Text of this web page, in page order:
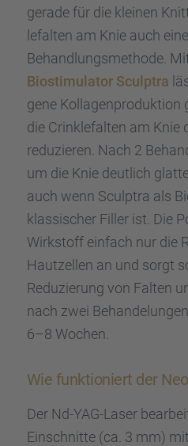
gerade für die kleinen
le­fal­ten am Knie auch
Behand­lungs­me­thode.
Biosti­mu­la­tor Sculp­tra
gene Kolla­gen­pro­duk­tion
die Crink­le­fal­ten am Knie
reduzie­ren. Nach 2
um die Knie deutlich
auch wenn Sculp­tra als
klassi­scher Filler ist. Die
Wirkstoff einfach nur die
Hautzel­len an und sorgt
Reduzie­rung von Falten
nach zwei
6–8 Wochen.
Wie funktio­niert der
Der Nd-YAG-Laser
Einschnitte (ca. 3 mm)